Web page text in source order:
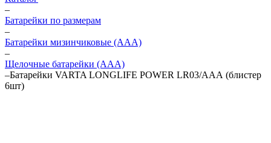
–
Батарейки по размерам
–
Батарейки мизинчиковые (ААА)
–
Щелочные батарейки (ААА)
–Батарейки VARTA LONGLIFE POWER LR03/ААА (блистер
6шт)